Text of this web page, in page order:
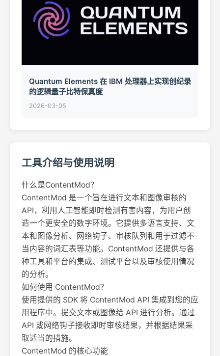
Quantum Elements 在 IBM 处理器上实现创纪录
的逻辑量子比特保真度
2026-03-05
工具介绍与使用说明
什么是ContentMod？
ContentMod 是一个旨在进行文本和图像审核的
API，利用人工智能即时检测有害内容，为用户创
造一个更安全的数字环境。它提供多语言支持、文
本和图像分析、网络钩子、审核队列和用于过滤不
当内容的词汇表等功能。ContentMod 还提供与各
种工具和平台的集成、测试平台以及审核使用情况
的分析。
如何使用 ContentMod？
使用提供的 SDK 将 ContentMod API 集成到您的应
用程序中。提交文本或图像给 API 进行分析。通过
API 或网络钩子接收即时审核结果，并根据结果采
取适当的措施。
ContentMod 的核心功能